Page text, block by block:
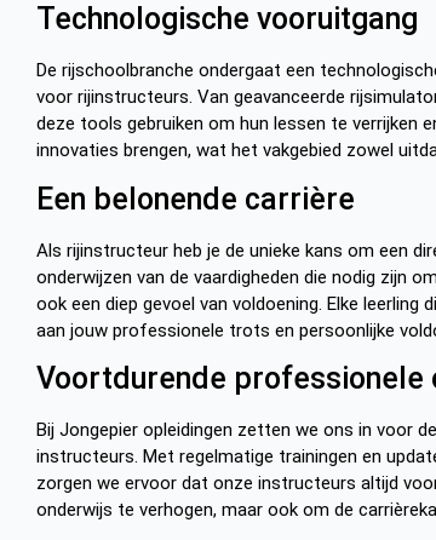
Technologische vooruitgang
De rijschoolbranche ondergaat een
voor rijinstructeurs. Van geavanceerde
deze tools gebruiken om hun lessen te verrijken
innovaties brengen, wat het vakgebied zowel
Een belonende carrière
Als rijinstructeur heb je de unieke kans om een
onderwijzen van de vaardigheden die nodig zijn
ook een diep gevoel van voldoening. Elke
aan jouw professionele trots en persoonlijke
Voortdurende professionele
Bij Jongepier opleidingen zetten we ons in voor
instructeurs. Met regelmatige trainingen en
zorgen we ervoor dat onze instructeurs altijd
onderwijs te verhogen, maar ook om de